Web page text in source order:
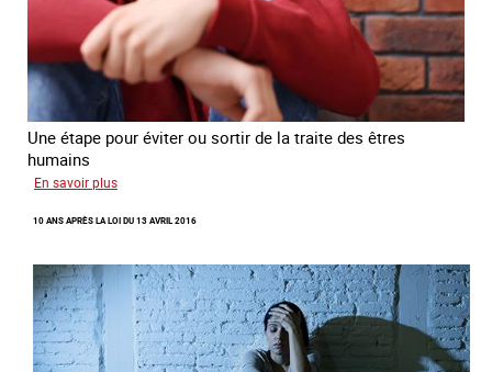
Une étape pour éviter ou sortir de la traite des êtres
humains
En savoir plus
du
avec
des
jeunes
errance
10 ANS APRÈS LA LOI DU 13 AVRIL 2016